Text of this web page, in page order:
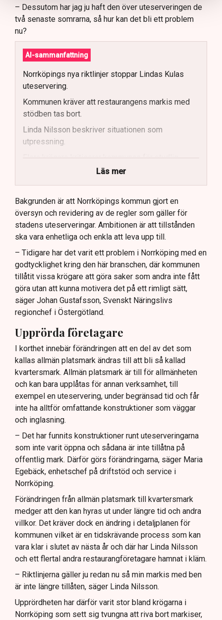
– Dessutom har jag ju haft den över uteserveringen de
två senaste somrarna, så hur kan det bli ett problem
nu?
AI-sammanfattning
Norrköpings nya riktlinjer stoppar Lindas Kulas
uteservering.
Kommunen kräver att restaurangens markis med
stödben tas bort.
Linda Nilsson beskriver situationen som
utpressning.
Flera krögare kritiserar kommunen för otydlig
Kommunen vill skapa enhetliga regler för
uteserveringar.
Lindas Kula ställer in uteserveringen för
sommaren.
Läs mer
Bakgrunden är att Norrköpings kommun gjort en
översyn och revidering av de regler som gäller för
stadens uteserveringar. Ambitionen är att tillstånden
ska vara enhetliga och enkla att leva upp till.
– Tidigare har det varit ett problem i Norrköping med en
godtycklighet kring den här branschen, där kommunen
tillåtit vissa krögare att göra saker som andra inte fått
göra utan att kunna motivera det på ett rimligt sätt,
säger Johan Gustafsson, Svenskt Näringslivs
regionchef i Östergötland.
Upprörda företagare
I korthet innebär förändringen att en del av det som
kallas allmän platsmark ändras till att bli så kallad
kvartersmark. Allmän platsmark är till för allmänheten
och kan bara upplåtas för annan verksamhet, till
exempel en uteservering, under begränsad tid och får
inte ha alltför omfattande konstruktioner som väggar
och inglasning.
– Det har funnits konstruktioner runt uteserveringarna
som inte varit öppna och sådana är inte tillåtna på
offentlig mark. Därför görs förändringarna, säger Maria
Egebäck, enhetschef på driftstöd och service i
Norrköping.
Förändringen från allmän platsmark till kvartersmark
medger att den kan hyras ut under längre tid och andra
villkor. Det kräver dock en ändring i detaljplanen för
kommunen vilket är en tidskrävande process som kan
vara klar i slutet av nästa år och där har Linda Nilsson
och ett flertal andra restaurangföretagare hamnat i kläm.
– Riktlinjerna gäller ju redan nu så min markis med ben
är inte längre tillåten, säger Linda Nilsson.
Upprördheten har därför varit stor bland krögarna i
Norrköping som sett sig tvungna att riva bort markiser,